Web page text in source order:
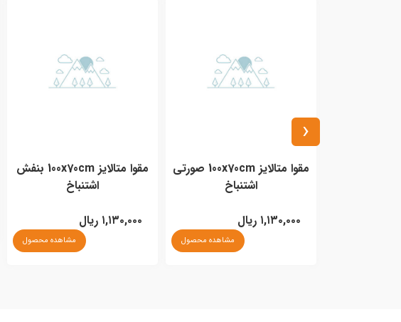
مقوا متالایز 100x70cm صورتی
اشتنباخ
۱,۱۳۰,۰۰۰ ریال
مشاهده محصول
مقوا متالایز 100x70cm بنفش
اشتنباخ
۱,۱۳۰,۰۰۰ ریال
مشاهده محصول
‹